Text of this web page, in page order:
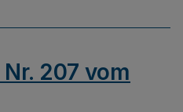
207 vom